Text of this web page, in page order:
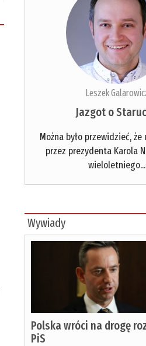
Leszek
Jazgot o
Można było przewidzieć, że
przez prezydenta Karola
wieloletniego...
Wywiady
Polska wróci na drogę
PiS